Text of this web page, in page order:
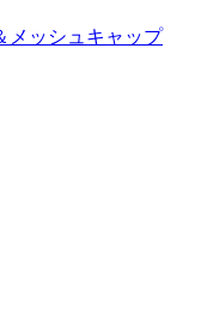
メッシュキャップ